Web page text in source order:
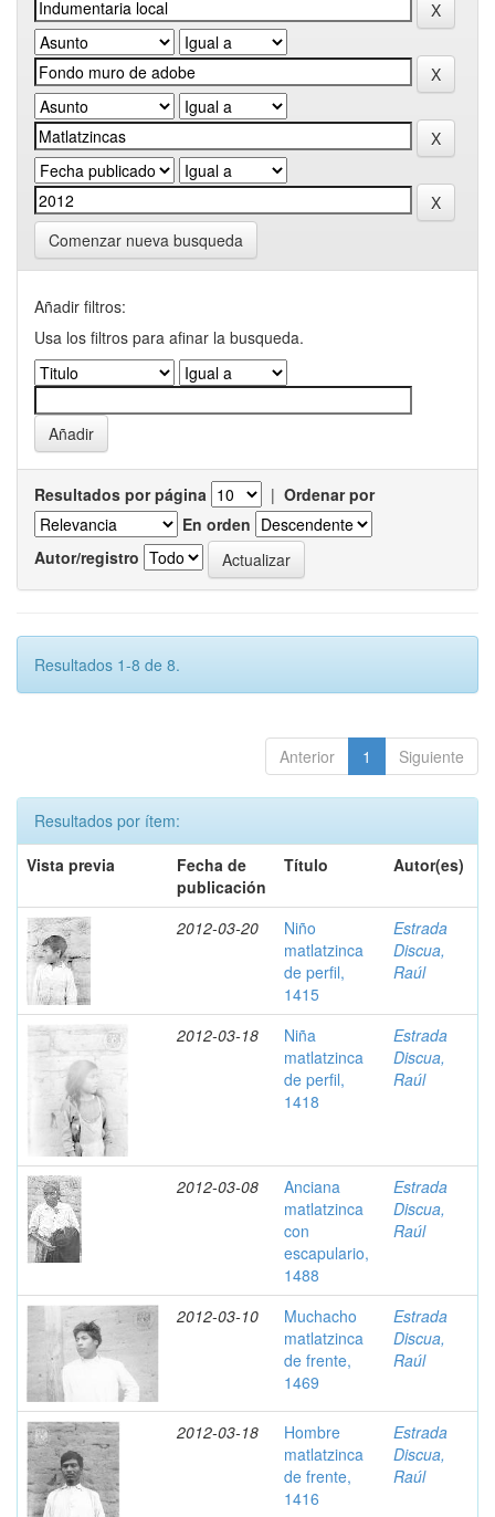
Comenzar nueva busqueda
Añadir filtros:
Usa los filtros para afinar la busqueda.
Resultados por página | Ordenar por
En orden
Autor/registro
Resultados 1-8 de 8.
Anterior 1 Siguiente
Resultados por ítem:
Vista previa
Fecha de
publicación
Título Autor(es)
2012-03-20
Niño
matlatzinca
de perfil,
1415
Estrada
Discua,
Raúl
2012-03-18
Niña
matlatzinca
de perfil,
1418
Estrada
Discua,
Raúl
2012-03-08
Anciana
matlatzinca
con
escapulario,
1488
Estrada
Discua,
Raúl
2012-03-10
Muchacho
matlatzinca
de frente,
1469
Estrada
Discua,
Raúl
2012-03-18
Hombre
matlatzinca
de frente,
1416
Estrada
Discua,
Raúl